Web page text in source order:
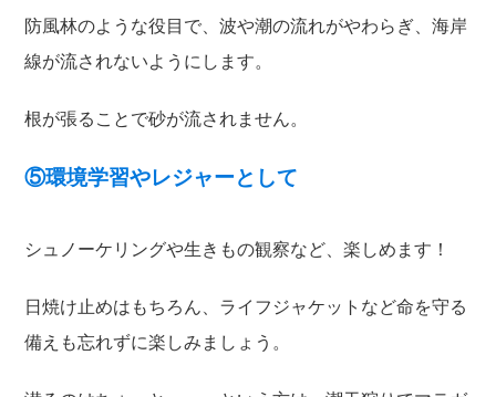
防風林のような役目で、波や潮の流れがやわらぎ、海岸
線が流されないようにします。
根が張ることで砂が流されません。
⑤環境学習やレジャーとして
シュノーケリングや生きもの観察など、楽しめます！
日焼け止めはもちろん、ライフジャケットなど命を守る
備えも忘れずに楽しみましょう。